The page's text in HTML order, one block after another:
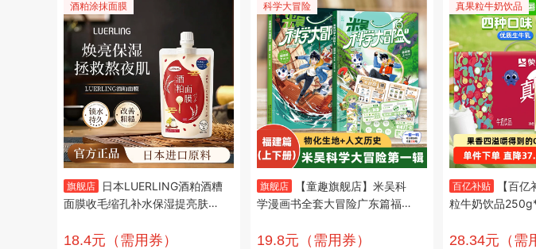
酒粕涂抹面膜
旗舰店
日本LUERLING酒粕酒糟
面膜收毛缩孔补水保湿提亮肤色
18.4元（需用券）
科学大冒险
旗舰店
【童趣旗舰店】米吴科
学漫画书全套大冒险广东篇福建
科普启蒙百科全书小学生课外阅
19.8元（需用券）
真果粒牛奶饮品
百亿补贴
【百
粒牛奶饮品
28.34元（需